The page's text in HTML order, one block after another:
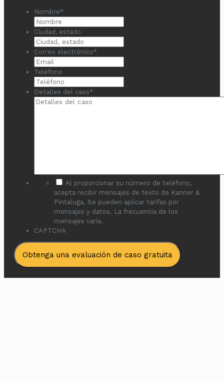
Nombre*
Ciudad, estado
Correo electrónico*
Teléfono
Detalles del caso*
Al proporcionar su número de teléfono,
acepta recibir mensajes de texto de Kanner &
Pintaluga. Se pueden aplicar tarifas por
mensajes y datos. La frecuencia de los
mensajes varía.
CAPTCHA